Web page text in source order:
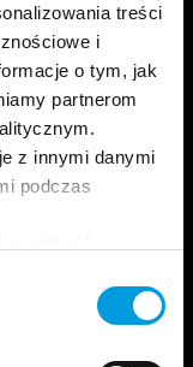
treści
i
o tym, jak
partnerom
z innymi danymi
podczas
m.in. z
świat!